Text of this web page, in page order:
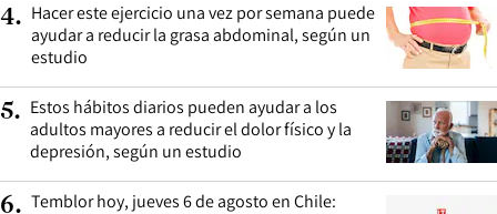
4. Hacer este ejercicio una vez por semana puede
ayudar a reducir la grasa abdominal, según un
estudio
5. Estos hábitos diarios pueden ayudar a los
adultos mayores a reducir el dolor físico y la
depresión, según un estudio
6. Temblor hoy, jueves 6 de agosto en Chile: